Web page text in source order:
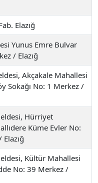
Elazığ
Yunus Emre Bulvar
/ Elazığ
Akçakale Mahallesi
Sokağı No: 1 Merkez /
Hürriyet
Küme Evler No:
Kültür Mahallesi
No: 39 Merkez /